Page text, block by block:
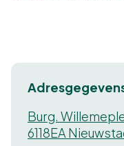
Burg.
6118EA